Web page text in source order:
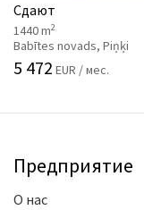
Сдают
1440 m2
Babītes novads, Piņķi
5 472 EUR / мес.
Предприятие
О нас